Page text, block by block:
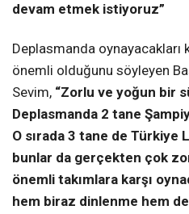
devam etmek istiyoruz”
Deplasmanda oynayacakları
önemli olduğunu söyleyen
Sevim, “Zorlu ve yoğun bir
Deplasmanda 2 tane
O sırada 3 tane de Türkiye
bunlar da gerçekten çok
önemli takımlara karşı
hem biraz dinlenme hem